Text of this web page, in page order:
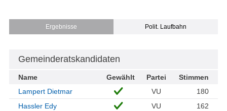
Ergebnisse Polit. Laufbahn
Gemeinderatskandidaten
Name Gewählt Partei
Stimmen
Lampert Dietmar
VU
180
Hassler Edy
VU
162